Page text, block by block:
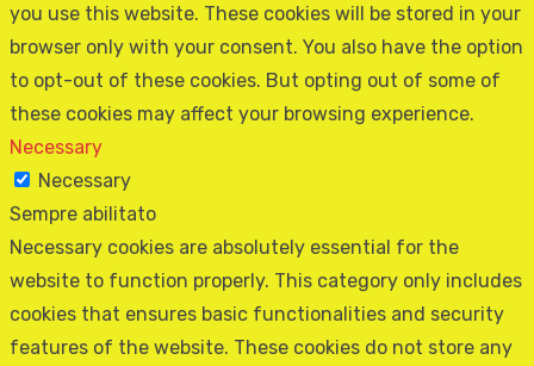
you use this website. These cookies will be stored in your
browser only with your consent. You also have the option
to opt-out of these cookies. But opting out of some of
these cookies may affect your browsing experience.
Necessary
Necessary
Sempre abilitato
Necessary cookies are absolutely essential for the
website to function properly. This category only includes
cookies that ensures basic functionalities and security
features of the website. These cookies do not store any